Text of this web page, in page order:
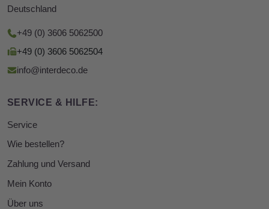
Deutschland
+49 (0) 3606 5062500
+49 (0) 3606 5062504
info@interdeco.de
SERVICE & HILFE:
Service
Wie bestellen?
Zahlung und Versand
Mein Konto
Über uns